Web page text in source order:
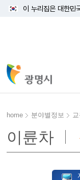
이 누리집은 대한민
home 분야별정보
이륜차